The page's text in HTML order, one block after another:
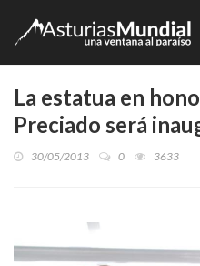
La estatua en
Preciado será
30/05/2013 0 3633